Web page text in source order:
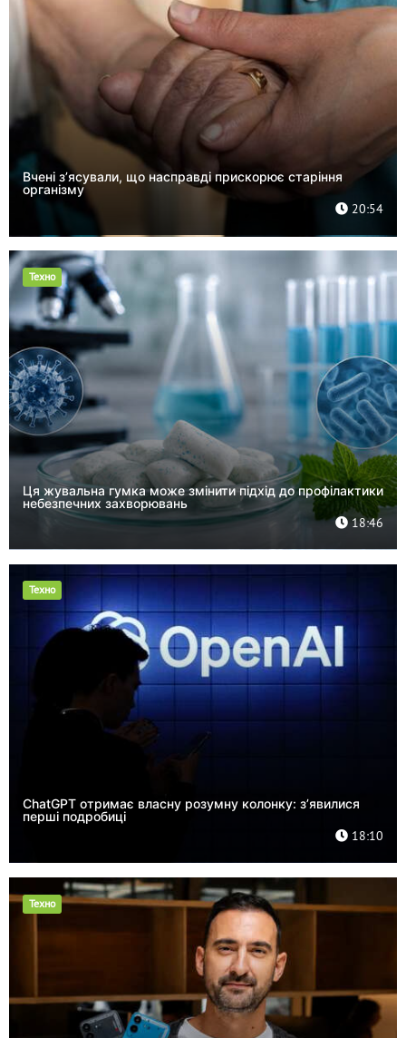
Вчені з’ясували, що насправді прискорює старіння
організму
20:54
Техно
Ця жувальна гумка може змінити підхід до профілактики
небезпечних захворювань
18:46
Техно
ChatGPT отримає власну розумну колонку: з’явилися
перші подробиці
18:10
Техно